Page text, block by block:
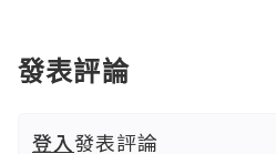
發表評論
登入發表評論